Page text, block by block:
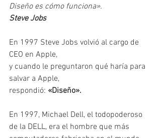
Diseño es cómo funciona».
Steve Jobs
En 1997 Steve Jobs volvió al cargo de
CEO en Apple,
y cuando le preguntaron qué haría para
salvar a Apple,
respondió: «Diseño».
En 1997, Michael Dell, el todopoderoso
de la DELL, era el hombre que más